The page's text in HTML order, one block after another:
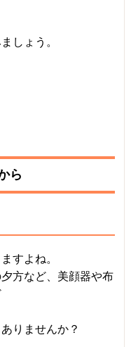
しょう。
ら
すよね。
方など、美顔器や布
りませんか？